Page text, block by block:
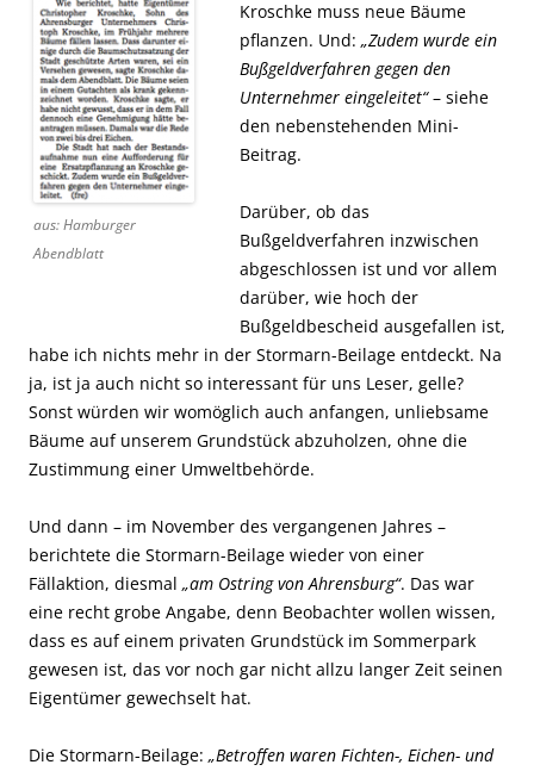
aus: Hamburger
Abendblatt
Kroschke muss neue Bäume
pflanzen. Und: „Zudem wurde ein
Bußgeldverfahren gegen den
Unternehmer eingeleitet“– siehe
den nebenstehenden Mini-
Beitrag.
Darüber, ob das
Bußgeldverfahren inzwischen
abgeschlossen ist und vor allem
darüber, wie hoch der
Bußgeldbescheid ausgefallen ist,
habe ich nichts mehr in der Stormarn-Beilage entdeckt. Na
ja, ist ja auch nicht so interessant für uns Leser, gelle?
Sonst würden wir womöglich auch anfangen, unliebsame
Bäume auf unserem Grundstück abzuholzen, ohne die
Zustimmung einer Umweltbehörde.
Und dann – im November des vergangenen Jahres –
berichtete die Stormarn-Beilage wieder von einer
Fällaktion, diesmal „am Ostring von Ahrensburg“. Das war
eine recht grobe Angabe, denn Beobachter wollen wissen,
dass es auf einem privaten Grundstück im Sommerpark
gewesen ist, das vor noch gar nicht allzu langer Zeit seinen
Eigentümer gewechselt hat.
Die Stormarn-Beilage: „Betroffen waren Fichten-, Eichen- und